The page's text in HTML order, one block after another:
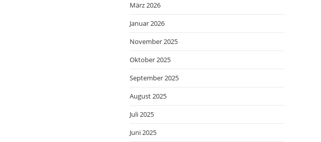
März 2026
Januar 2026
November 2025
Oktober 2025
September 2025
August 2025
Juli 2025
Juni 2025